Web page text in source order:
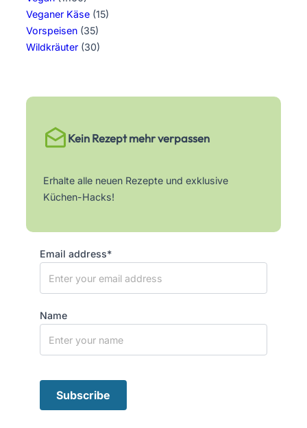
Veganer Käse (15)
Vorspeisen (35)
Wildkräuter (30)
Kein Rezept mehr verpassen
Erhalte alle neuen Rezepte und exklusive
Küchen-Hacks!
Email address*
Name